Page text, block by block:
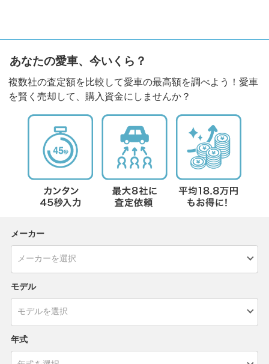
あなたの愛車、今いくら？
複数社の査定額を比較して愛車の最高額を調べよう！愛車
を賢く売却して、購入資金にしませんか？
メーカー
モデル
年式